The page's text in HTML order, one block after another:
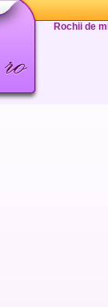
Rochii de